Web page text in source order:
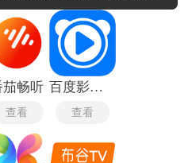
供播放、暂停、进度拖拽、音
进度条上常以缩略图预览或章
至特定画面。网络播放方面多
协议，直接访问局域网内
告影音播放器集成在线流媒体
能力扩展至远程与多屏场景。
茄畅听
查看
百度影音播放器旧版
查看